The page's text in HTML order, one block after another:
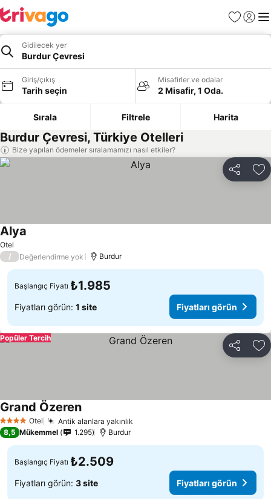
Favoriler
Giriş
Gidilecek yer
Burdur Çevresi
Giriş/çıkış
Tarih seçin
Misafirler ve odalar
2 Misafir, 1 Oda.
Sırala Filtrele Harita
Burdur Çevresi, Türkiye Otelleri
Bize yapılan ödemeler sıralamamızı nasıl etkiler?
Paylaş
Otel
Alya
/ Değerlendirme yok Burdur
Başlangıç Fiyatı ₺1.985
Fiyatları görün: 1 site Fiyatları görün
Paylaş
Popüler Tercih
4 Yıldız Otel Antik alanlara yakınlık
Grand Özeren
8,5 Mükemmel 1.295 Burdur
Başlangıç Fiyatı ₺2.509
Fiyatları görün: 3 site Fiyatları görün